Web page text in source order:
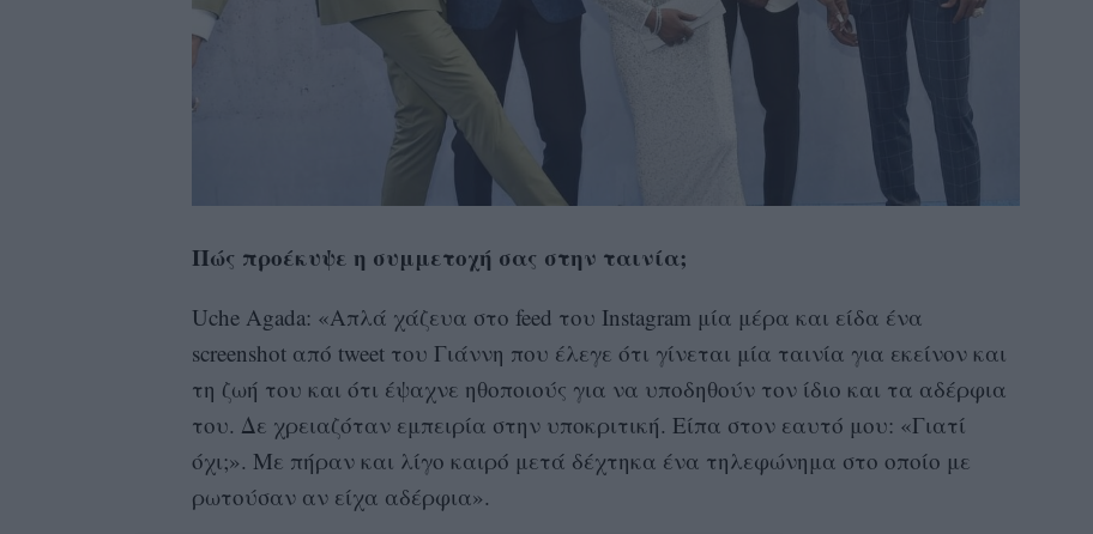
Πώς προέκυψε η συμμετοχή σας στην ταινία;
Uche Agada: «Απλά χάζευα στο feed του Instagram μία μέρα και είδα ένα
screenshot από tweet του Γιάννη που έλεγε ότι γίνεται μία ταινία για εκείνον και
τη ζωή του και ότι έψαχνε ηθοποιούς για να υποδηθούν τον ίδιο και τα αδέρφια
του. Δε χρειαζόταν εμπειρία στην υποκριτική. Είπα στον εαυτό μου: «Γιατί
όχι;». Με πήραν και λίγο καιρό μετά δέχτηκα ένα τηλεφώνημα στο οποίο με
ρωτούσαν αν είχα αδέρφια».